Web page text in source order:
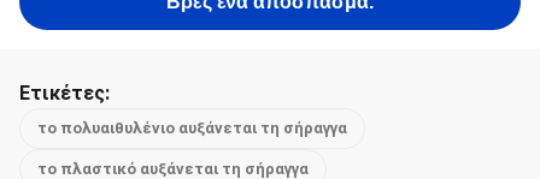
Ετικέτες:
το πολυαιθυλένιο αυξάνεται τη σήραγγα
το πλαστικό αυξάνεται τη σήραγγα